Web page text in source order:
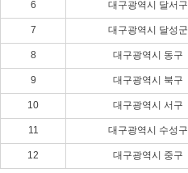
6 대구광역시 달서구
7 대구광역시 달성군
8 대구광역시 동구
9 대구광역시 북구
10 대구광역시 서구
11 대구광역시 수성구
12 대구광역시 중구